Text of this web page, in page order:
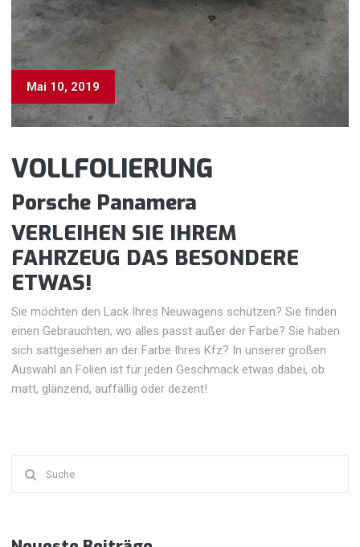
Mai 10, 2019
VOLLFOLIERUNG
Porsche Panamera
VERLEIHEN SIE IHREM
FAHRZEUG DAS BESONDERE
ETWAS!
Sie möchten den Lack Ihres Neuwagens schützen? Sie finden
einen Gebrauchten, wo alles passt außer der Farbe? Sie haben
sich sattgesehen an der Farbe Ihres Kfz? In unserer großen
Auswahl an Folien ist für jeden Geschmack etwas dabei, ob
matt, glänzend, auffällig oder dezent!
nach: